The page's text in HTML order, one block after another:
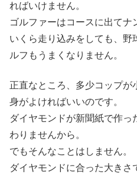
ればいけません。
ゴルファーはコースに出てナ
いくら走り込みをしても、
ルフもうまくなりません。
正直なところ、多少コップが
身がよければいいのです。
ダイヤモンドが新聞紙で作
わりませんから。
でもそんなことはしません。
ダイヤモンドに合った大き